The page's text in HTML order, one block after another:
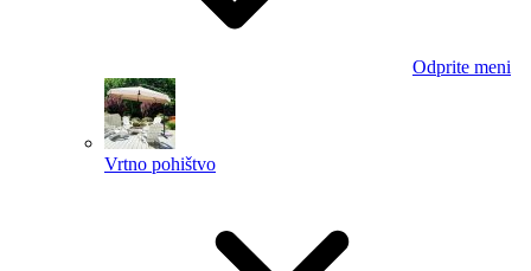
Odprite meni
Vrtno pohištvo